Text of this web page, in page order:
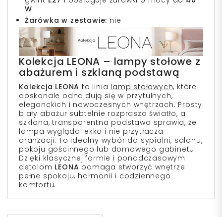
W.
Żarówka w zestawie: nie
Kolekcja LEONA – lampy stołowe z
abażurem i szklaną podstawą
Kolekcja LEONA to linia lamp stołowych, które
doskonale odnajdują się w przytulnych,
eleganckich i nowoczesnych wnętrzach. Prosty
biały abażur subtelnie rozprasza światło, a
szklana, transparentna podstawa sprawia, że
lampa wygląda lekko i nie przytłacza
aranżacji. To idealny wybór do sypialni, salonu,
pokoju gościnnego lub domowego gabinetu.
Dzięki klasycznej formie i ponadczasowym
detalom LEONA pomaga stworzyć wnętrze
pełne spokoju, harmonii i codziennego
komfortu.